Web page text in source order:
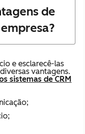
de
e esclarecê-las
vantagens.
sistemas de CRM